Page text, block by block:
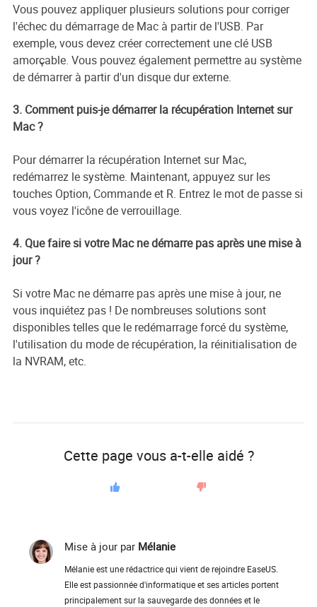
Vous pouvez appliquer plusieurs solutions pour corriger
l'échec du démarrage de Mac à partir de l'USB. Par
exemple, vous devez créer correctement une clé USB
amorçable. Vous pouvez également permettre au système
de démarrer à partir d'un disque dur externe.
3. Comment puis-je démarrer la récupération Internet sur
Mac ?
Pour démarrer la récupération Internet sur Mac,
redémarrez le système. Maintenant, appuyez sur les
touches Option, Commande et R. Entrez le mot de passe si
vous voyez l'icône de verrouillage.
4. Que faire si votre Mac ne démarre pas après une mise à
jour ?
Si votre Mac ne démarre pas après une mise à jour, ne
vous inquiétez pas ! De nombreuses solutions sont
disponibles telles que le redémarrage forcé du système,
l'utilisation du mode de récupération, la réinitialisation de
la NVRAM, etc.
Cette page vous a-t-elle aidé ?
Mise à jour par Mélanie
Mélanie est une rédactrice qui vient de rejoindre EaseUS.
Elle est passionnée d'informatique et ses articles portent
principalement sur la sauvegarde des données et le